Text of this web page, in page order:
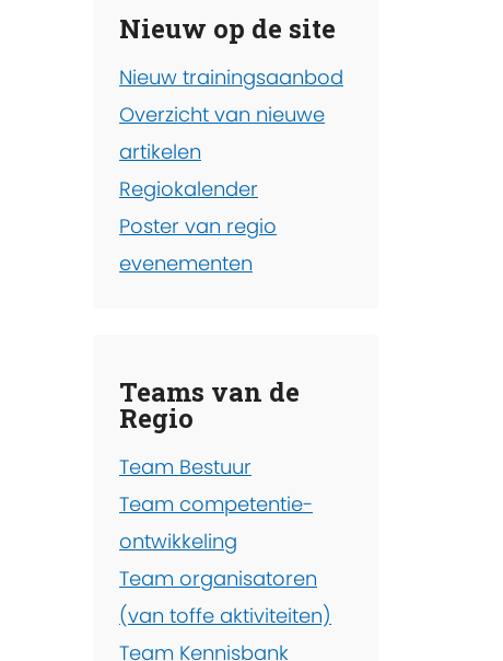
Nieuw op de site
Nieuw trainingsaanbod
Overzicht van nieuwe
artikelen
Regiokalender
Poster van regio
evenementen
Teams van de
Regio
Team Bestuur
Team competentie-
ontwikkeling
Team organisatoren
(van toffe aktiviteiten)
Team Kennisbank